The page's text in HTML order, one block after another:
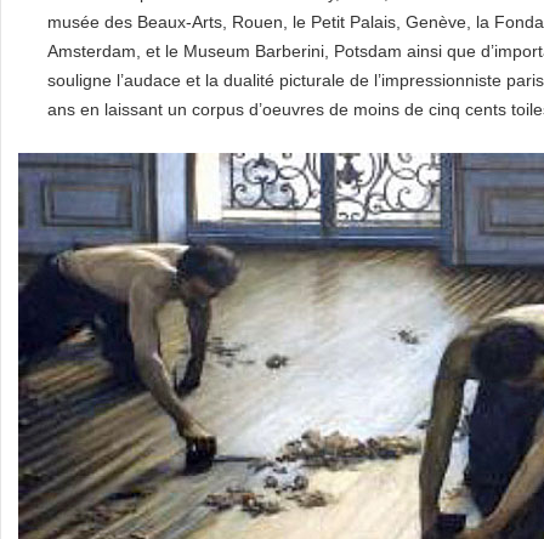
musée des Beaux-Arts, Rouen, le Petit Palais, Genève, la
Amsterdam, et le Museum Barberini, Potsdam ainsi que
souligne l’audace et la dualité picturale de l’impressionniste
ans en laissant un corpus d’oeuvres de moins de cinq cents